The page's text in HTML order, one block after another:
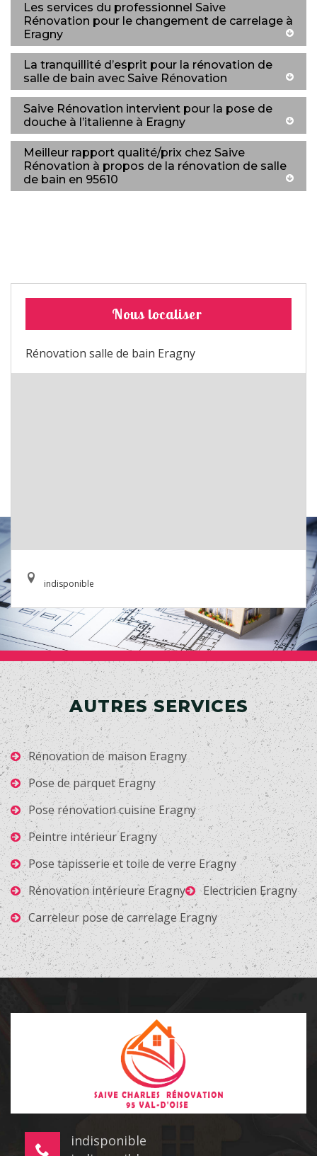
Les services du professionnel Saive
Rénovation pour le changement de carrelage à
Eragny
La tranquillité d’esprit pour la rénovation de
salle de bain avec Saive Rénovation
Saive Rénovation intervient pour la pose de
douche à l’italienne à Eragny
Meilleur rapport qualité/prix chez Saive
Rénovation à propos de la rénovation de salle
de bain en 95610
Nous localiser
Rénovation salle de bain Eragny
indisponible
AUTRES SERVICES
Rénovation de maison Eragny
Pose de parquet Eragny
Pose rénovation cuisine Eragny
Peintre intérieur Eragny
Pose tapisserie et toile de verre Eragny
Rénovation intérieure Eragny
Electricien Eragny
Carreleur pose de carrelage Eragny
indisponible